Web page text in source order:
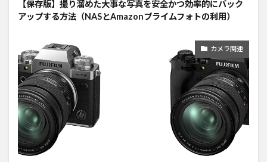
【保存版】撮り溜めた大事な写真を安全かつ効率的にバック
アップする方法（NASとAmazonプライムフォトの利用）
カメラ関連